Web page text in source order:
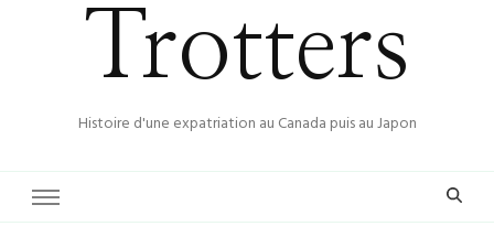
Trotters
Histoire d'une expatriation au Canada puis au Japon